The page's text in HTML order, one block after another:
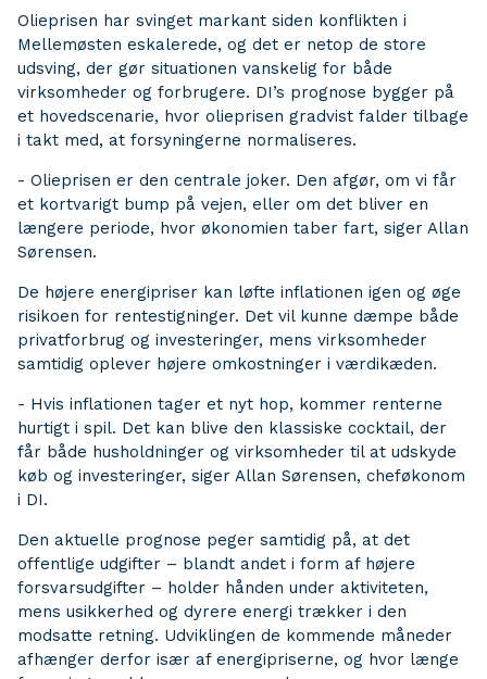
Olieprisen har svinget markant siden konflikten i
Mellemøsten eskalerede, og det er netop de store
udsving, der gør situationen vanskelig for både
virksomheder og forbrugere. DI’s prognose bygger på
et hovedscenarie, hvor olieprisen gradvist falder tilbage
i takt med, at forsyningerne normaliseres.
- Olieprisen er den centrale joker. Den afgør, om vi får
et kortvarigt bump på vejen, eller om det bliver en
længere periode, hvor økonomien taber fart, siger Allan
Sørensen.
De højere energipriser kan løfte inflationen igen og øge
risikoen for rentestigninger. Det vil kunne dæmpe både
privatforbrug og investeringer, mens virksomheder
samtidig oplever højere omkostninger i værdikæden.
- Hvis inflationen tager et nyt hop, kommer renterne
hurtigt i spil. Det kan blive den klassiske cocktail, der
får både husholdninger og virksomheder til at udskyde
køb og investeringer, siger Allan Sørensen, cheføkonom
i DI.
Den aktuelle prognose peger samtidig på, at det
offentlige udgifter – blandt andet i form af højere
forsvarsudgifter – holder hånden under aktiviteten,
mens usikkerhed og dyrere energi trækker i den
modsatte retning. Udviklingen de kommende måneder
afhænger derfor især af energipriserne, og hvor længe